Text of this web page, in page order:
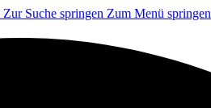
Zur Suche springen Zum Menü springen